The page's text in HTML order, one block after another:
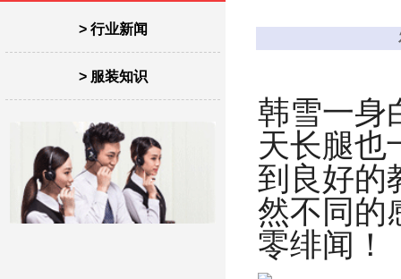
> 行业新闻
> 服装知识
韩雪一身
天长腿也
到良好的
然不同的
零绯闻！